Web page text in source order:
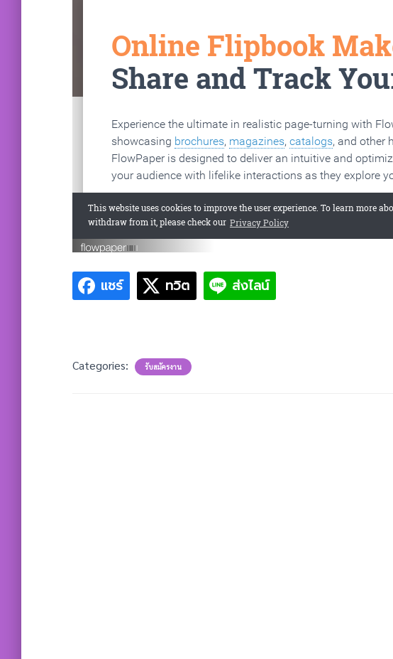
แชร์ ทวิต ส่งไลน์
Categories: รับสมัครงาน